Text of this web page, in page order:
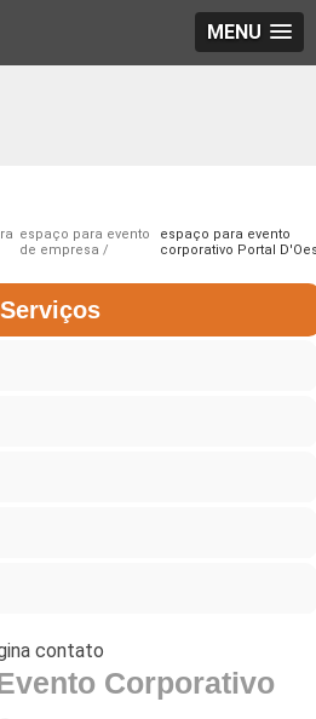
MENU
espaço para evento
de empresa
espaço para evento
corporativo Portal
Serviços
Corporativo